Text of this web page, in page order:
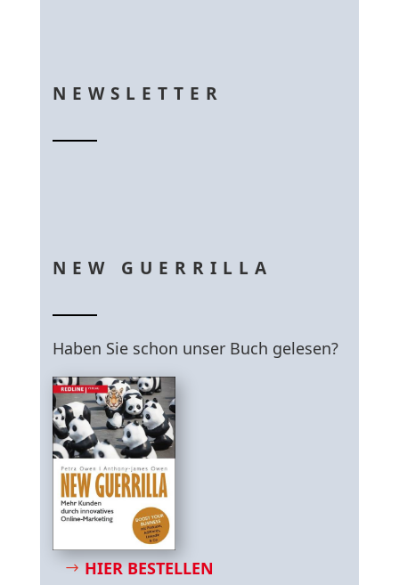
NEWSLETTER
NEW GUERRILLA
Haben Sie schon unser Buch gelesen?
HIER BESTELLEN